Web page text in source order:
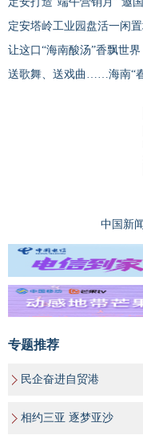
定安塔岭工业园盘活一闲
让这口“海南酸汤”香飘世界
送歌舞、送戏曲……海南“
中国新
专题推荐
民企奋进自贸港
相约三亚 逐梦亚沙